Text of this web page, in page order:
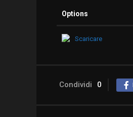
Options
Scaricare
Condividi 0